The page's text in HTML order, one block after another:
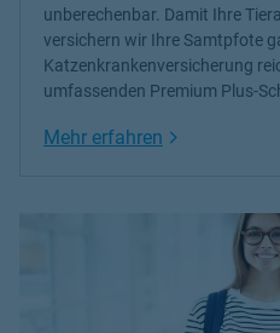
unberechenbar. Damit Ihre
versichern wir Ihre Samtpfote
Katzenkrankenversicherung
umfassenden Premium Plus-
Mehr erfahren Link Opens in